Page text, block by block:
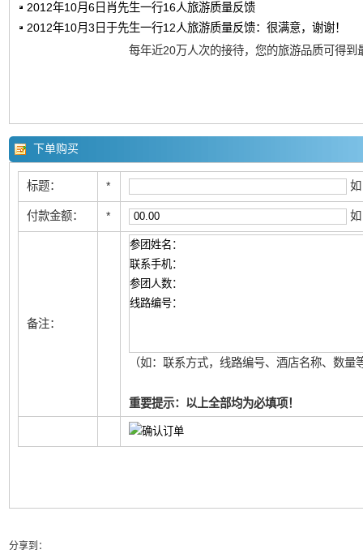
2012年10月6日肖先生一行16人旅游质量反馈
2012年10月3日于先生一行12人旅游质量反馈：很满意，谢谢！
每年近20万人次的接待，您的旅游品质可得到
下单购买
标题： *
付款金额： *
备注：
（如：联系方式，线路编号、酒店名称、数量
重要提示：以上全部均为必填项！
分享到：